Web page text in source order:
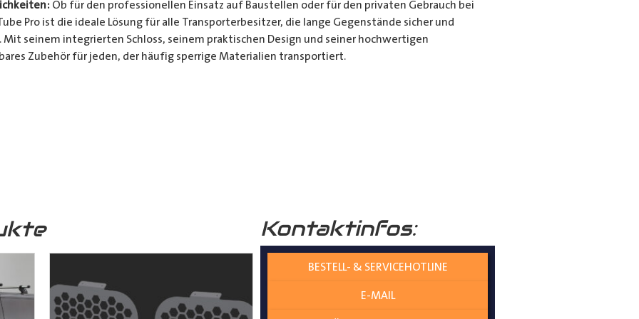
Ob für den professionellen Einsatz auf Baustellen oder für den privaten Gebrauch bei
Pro ist die ideale Lösung für alle Transporterbesitzer, die lange Gegenstände sicher und
seinem integrierten Schloss, seinem praktischen Design und seiner hochwertigen
Zubehör für jeden, der häufig sperrige Materialien transportiert.
Design, seinem integrierten Schloss und seiner vielseitigen Anwendung ist es die ultimative
Verfügung. Kontaktinfos:
BESTELL- & SERVICEHOTLINE
E-MAIL